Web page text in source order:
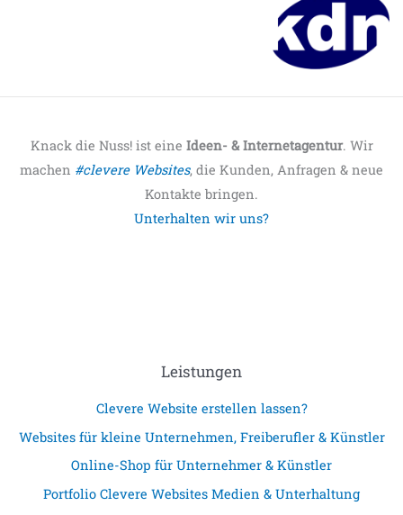
Knack die Nuss! ist eine Ideen- & Internetagentur. Wir
machen #clevere Websites, die Kunden, Anfragen & neue
Kontakte bringen.
Unterhalten wir uns?
Leistungen
Clevere Website erstellen lassen?
Websites für kleine Unternehmen, Freiberufler & Künstler
Online-Shop für Unternehmer & Künstler
Portfolio Clevere Websites Medien & Unterhaltung